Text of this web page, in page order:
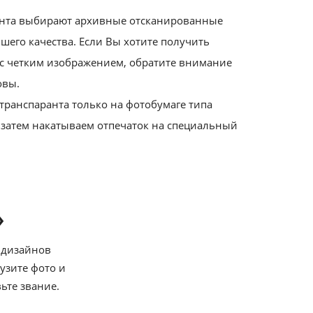
выбирают архивные отсканированные
качества. Если Вы хотите получить
четким изображением, обратите внимание
только на фотобумаге типа
накатываем отпечаток на специальный
фото и
звание.